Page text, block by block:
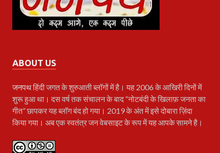
ABOUT US
जनपथहिंदी जगत के शुरुआती ब्लॉगों में है। यह 2006 के आखिरी दिनों में
शुरू हुआ था। दस वर्ष तक संचालन के बाद “नोटबंदी के खिलाफ़ जनता का
गीत” छापकर यह ब्लॉग बंद हो गया। 2019 के अंत में इसे दोबारा ज़िंदा
किया गया। अब एक स्वतंत्र जन वेबसाइट के रूप में यह आपके सामने है।